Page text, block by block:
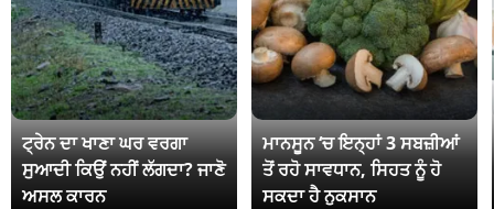
ਟ੍ਰੇਨ ਦਾ ਖਾਣਾ ਘਰ ਵਰਗਾ
ਸੁਆਦੀ ਕਿਉਂ ਨਹੀਂ ਲੱਗਦਾ? ਜਾਣੋ
ਅਸਲ ਕਾਰਨ
ਮਾਨਸੂਨ ‘ਚ ਇਨ੍ਹਾਂ 3 ਸਬਜ਼ੀਆਂ
ਤੋਂ ਰਹੋ ਸਾਵਧਾਨ, ਸਿਹਤ ਨੂੰ ਹੋ
ਸਕਦਾ ਹੈ ਨੁਕਸਾਨ